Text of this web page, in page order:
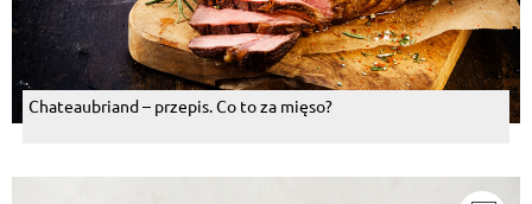
Chateaubriand – przepis. Co to za mięso?